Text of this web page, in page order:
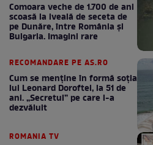
Comoara veche de 1.700 de ani
scoasă la iveală de seceta de
pe Dunăre, între România şi
Bulgaria. Imagini rare
RECOMANDARE PE AS.RO
Cum se menţine în formă soţia
lui Leonard Doroftei, la 51 de
ani. „Secretul” pe care l-a
dezvăluit
ROMANIA TV